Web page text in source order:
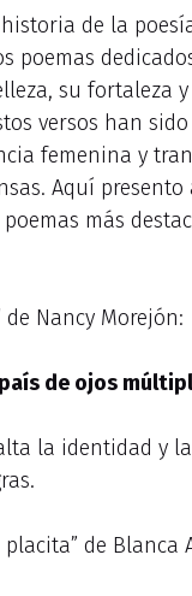
de la
poemas
su fortaleza
versos han sido
femenina y
Aquí presento
más
de Nancy Morejón:
de ojos
la identidad y
de Blanca